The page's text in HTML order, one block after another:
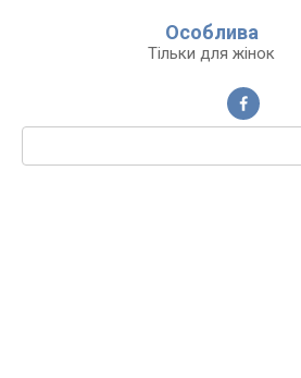
Особлива
Тільки для жінок
Пошук: